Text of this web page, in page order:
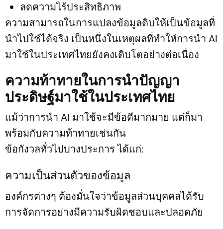
ลดความไร้ประสิทธิภาพ
ความสามารถในการแปลงข้อมูลดิบให้เป็นข้อมูลที่
นำไปใช้ได้จริง เป็นหนึ่งในเหตุผลที่ทำให้การนำ AI
มาใช้ในประเทศไทยยังคงเติบโตอย่างต่อเนื่อง
ความท้าทายในการนำปัญญา
ประดิษฐ์มาใช้ในประเทศไทย
แม้ว่าการนำ AI มาใช้จะมีข้อดีมากมาย แต่ก็มา
พร้อมกับความท้าทายเช่นกัน
ข้อกังวลทั่วไปบางประการ ได้แก่:
ความเป็นส่วนตัวของข้อมูล
องค์กรต่างๆ ต้องมั่นใจว่าข้อมูลส่วนบุคคลได้รับ
การจัดการอย่างมีความรับผิดชอบและปลอดภัย